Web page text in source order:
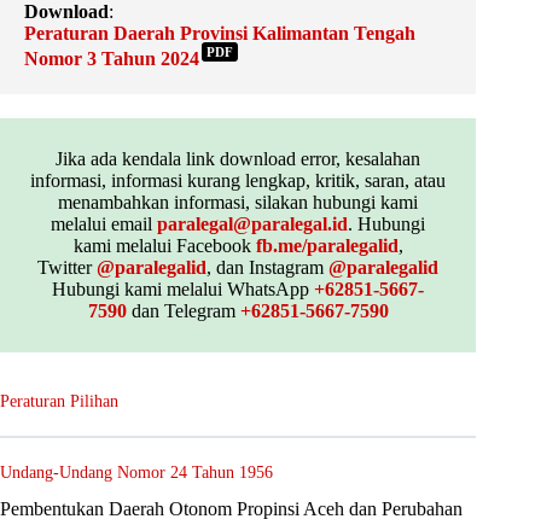
Download:
Peraturan Daerah Provinsi Kalimantan Tengah
Nomor 3 Tahun 2024 PDF
Jika ada kendala link download error, kesalahan
informasi, informasi kurang lengkap, kritik, saran, atau
menambahkan informasi, silakan hubungi kami
melalui emailparalegal@paralegal.id. Hubungi
kami melalui Facebook fb.me/paralegalid,
Twitter@paralegalid, dan Instagram@paralegalid
Hubungi kami melalui WhatsApp+62851-5667-
7590dan Telegram +62851-5667-7590
Peraturan Pilihan
Undang-Undang Nomor 24 Tahun 1956
Pembentukan Daerah Otonom Propinsi Aceh dan Perubahan